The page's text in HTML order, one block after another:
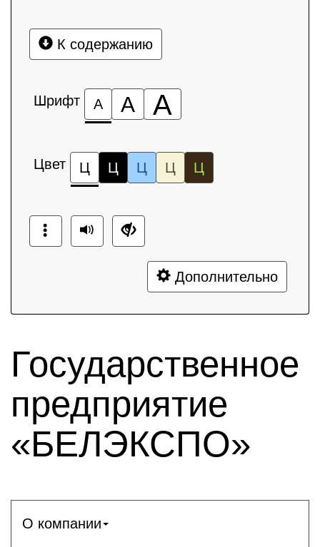
К содержанию
Шрифт А А А
Цвет Ц Ц Ц Ц Ц
Дополнительно
Государственное
предприятие
«БЕЛЭКСПО»
О компании